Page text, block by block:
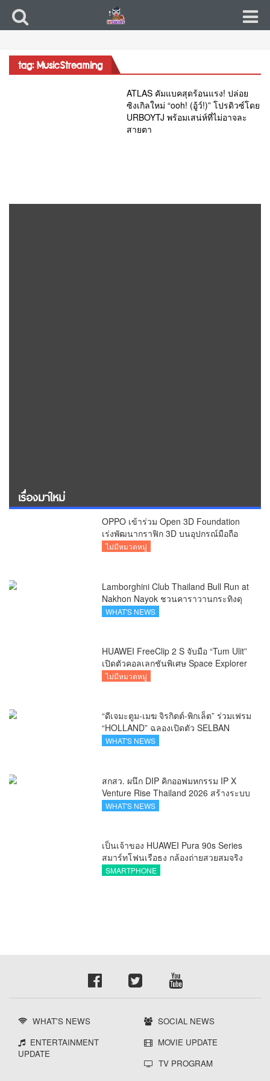
tag: MusicStreaming
ATLAS คัมแบคสุดร้อนแรง! ปล่อย
ซิงเกิลใหม่ “ooh! (อู้ว์!)” โปรดิวซ์โดย
URBOYTJ พร้อมเสน่ห์ที่ไม่อาจละ
สายตา
เรื่องมาใหม่
OPPO เข้าร่วม Open 3D Foundation
เร่งพัฒนากราฟิก 3D บนอุปกรณ์มือถือ
ไม่มีหมวดหมู่
Lamborghini Club Thailand Bull Run at
Nakhon Nayok ชวนคาราวานกระทิงดุ
สัมผัสธรรมชาติเมืองรอง ณ นครนายก
WHAT'S NEWS
HUAWEI FreeClip 2 S จับมือ “Tum Ulit”
เปิดตัวคอลเลกชันพิเศษ Space Explorer
ถ่ายทอดศิลปะบนเคสหูฟัง
ไม่มีหมวดหมู่
“ดีเจมะตูม-เมฆ จิรกิตต์-พิกเล็ต” ร่วมเฟรม
“HOLLAND” ฉลองเปิดตัว SELBAN
แบรนด์แฟชั่นครีเอทีฟ เชื่อมคัลเจอร์ไทย-
WHAT'S NEWS
สกสว. ผนึก DIP คิกออฟมหกรรม IP X
Venture Rise Thailand 2026 สร้างระบบ
นิเวศเชื่อมทรัพย์สินทางปัญญาผ่าน
WHAT'S NEWS
เป็นเจ้าของ HUAWEI Pura 90s Series
สมาร์ทโฟนเรือธง กล้องถ่ายสวยสมจริง
ทุกระยะ พร้อมของสมนาคุณและสิทธิ
SMARTPHONE
WHAT'S NEWS
SOCIAL NEWS
ENTERTAINMENT
UPDATE
MOVIE UPDATE
TV PROGRAM